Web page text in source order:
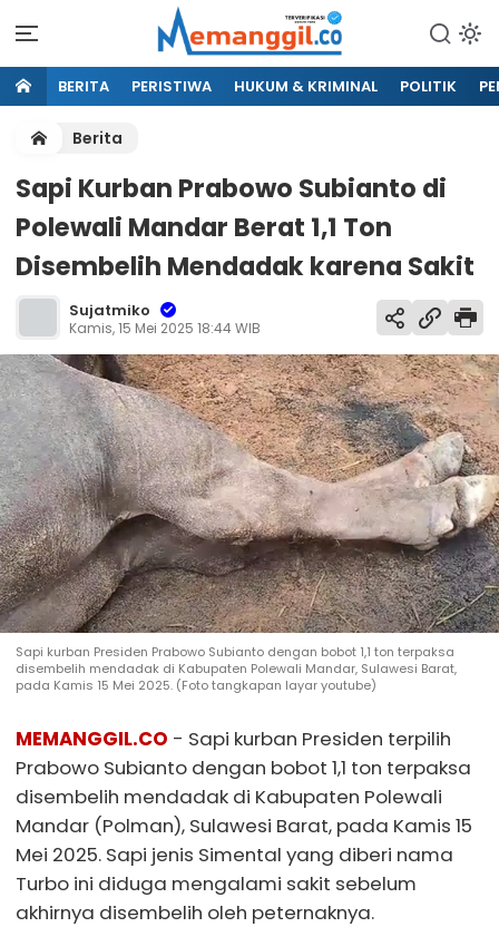
BERITA PERISTIWA HUKUM & KRIMINAL POLITIK
Berita
Sapi Kurban Prabowo Subianto di
Polewali Mandar Berat 1,1 Ton
Disembelih Mendadak karena Sakit
Sujatmiko
Kamis, 15 Mei 2025 18:44 WIB
Sapi kurban Presiden Prabowo Subianto dengan bobot 1,1 ton terpaksa
disembelih mendadak di Kabupaten Polewali Mandar, Sulawesi Barat,
pada Kamis 15 Mei 2025. (Foto tangkapan layar youtube)
MEMANGGIL.CO - Sapi kurban Presiden terpilih
Prabowo Subianto dengan bobot 1,1 ton terpaksa
disembelih mendadak di Kabupaten Polewali
Mandar (Polman), Sulawesi Barat, pada Kamis 15
Mei 2025. Sapi jenis Simental yang diberi nama
Turbo ini diduga mengalami sakit sebelum
akhirnya disembelih oleh peternaknya.